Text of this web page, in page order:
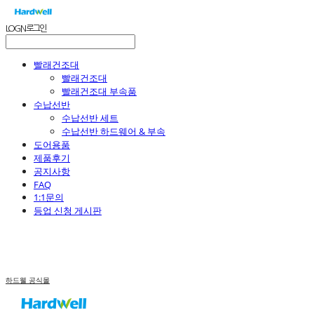
LOG IN로그인
빨래건조대
빨래건조대
빨래건조대 부속품
수납선반
수납선반 세트
수납선반 하드웨어 & 부속
도어용품
제품후기
공지사항
FAQ
1:1문의
등업 신청 게시판
하드웰 공식몰